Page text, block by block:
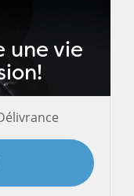
une vie